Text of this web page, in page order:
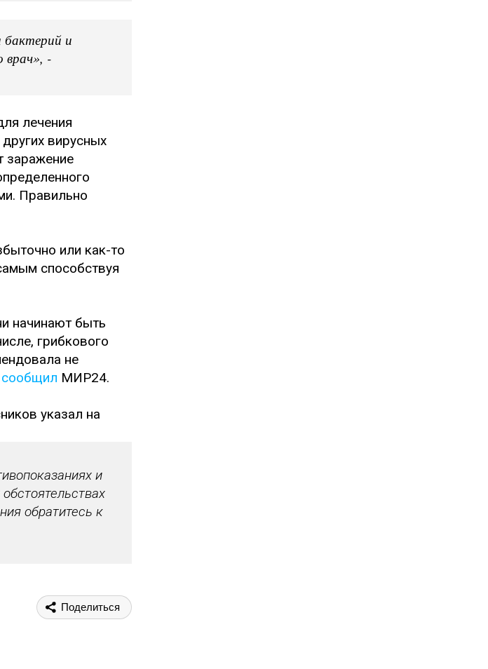
бактерий и
врач», -
лечения
вирусных
заражение
Правильно
или как-то
способствуя
начинают быть
грибкового
не
сообщил МИР24.
указал на
и
обратитесь к
Поделиться